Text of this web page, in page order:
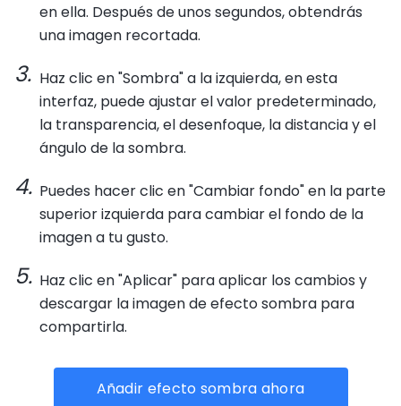
en ella. Después de unos segundos, obtendrás
una imagen recortada.
Haz clic en "Sombra" a la izquierda, en esta
interfaz, puede ajustar el valor predeterminado,
la transparencia, el desenfoque, la distancia y el
ángulo de la sombra.
Puedes hacer clic en "Cambiar fondo" en la parte
superior izquierda para cambiar el fondo de la
imagen a tu gusto.
Haz clic en "Aplicar" para aplicar los cambios y
descargar la imagen de efecto sombra para
compartirla.
Añadir efecto sombra ahora